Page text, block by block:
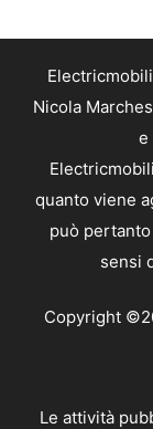
Nicola
e
quanto viene
può
sensi
Copyright
Le attività